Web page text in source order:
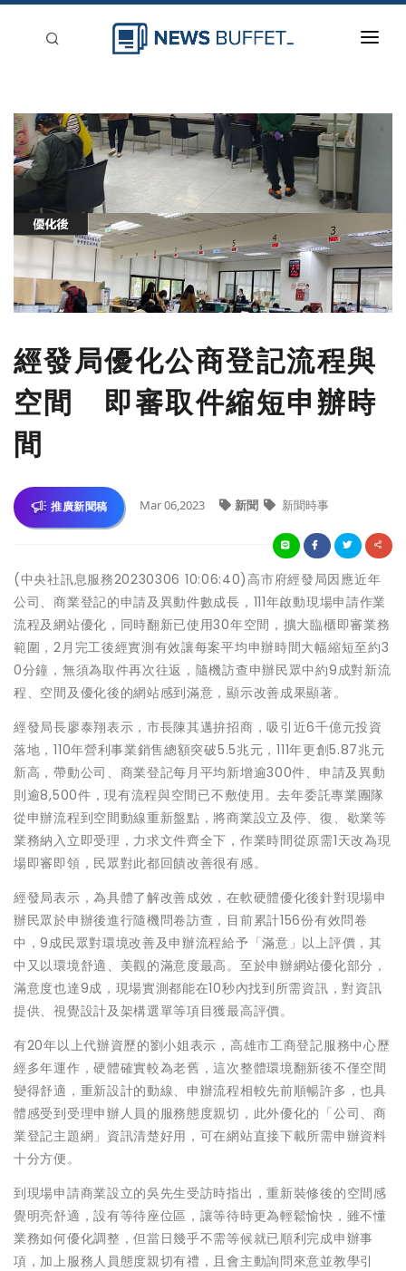
新聞稿分類
登入
經發局優化公商登記流程與
空間 即審取件縮短申辦時
間
推廣新聞稿 Mar 06,2023 新聞 新聞時事
(中央社訊息服務20230306 10:06:40)高市府經發局因應近年
公司、商業登記的申請及異動件數成長，111年啟動現場申請作業
流程及網站優化，同時翻新已使用30年空間，擴大臨櫃即審業務
範圍，2月完工後經實測有效讓每案平均申辦時間大幅縮短至約3
0分鐘，無須為取件再次往返，隨機訪查申辦民眾中約9成對新流
程、空間及優化後的網站感到滿意，顯示改善成果顯著。
經發局長廖泰翔表示，市長陳其邁拚招商，吸引近6千億元投資
落地，110年營利事業銷售總額突破5.5兆元，111年更創5.87兆元
新高，帶動公司、商業登記每月平均新增逾300件、申請及異動
則逾8,500件，現有流程與空間已不敷使用。去年委託專業團隊
從申辦流程到空間動線重新盤點，將商業設立及停、復、歇業等
業務納入立即受理，力求文件齊全下，作業時間從原需1天改為現
場即審即領，民眾對此都回饋改善很有感。
經發局表示，為具體了解改善成效，在軟硬體優化後針對現場申
辦民眾於申辦後進行隨機問卷訪查，目前累計156份有效問卷
中，9成民眾對環境改善及申辦流程給予「滿意」以上評價，其
中又以環境舒適、美觀的滿意度最高。至於申辦網站優化部分，
滿意度也達9成，現場實測都能在10秒內找到所需資訊，對資訊
提供、視覺設計及架構選單等項目獲最高評價。
有20年以上代辦資歷的劉小姐表示，高雄市工商登記服務中心歷
經多年運作，硬體確實較為老舊，這次整體環境翻新後不僅空間
變得舒適，重新設計的動線、申辦流程相較先前順暢許多，也具
體感受到受理申辦人員的服務態度親切，此外優化的「公司、商
業登記主題網」資訊清楚好用，可在網站直接下載所需申辦資料
十分方便。
到現場申請商業設立的吳先生受訪時指出，重新裝修後的空間感
覺明亮舒適，設有等待座位區，讓等待時更為輕鬆愉快，雖不懂
業務如何優化調整，但當日幾乎不需等候就已順利完成申辦事
項，加上服務人員態度親切有禮，且會主動詢問來意並教學引